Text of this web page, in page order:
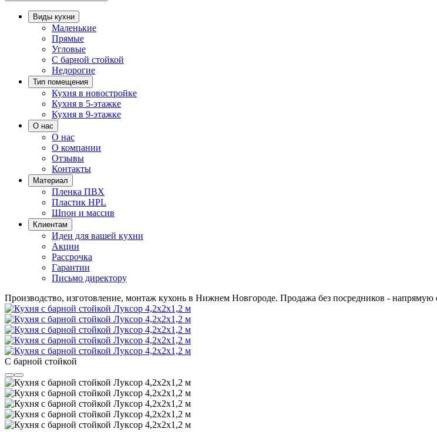
Виды кухни
Маленькие
Прямые
Угловые
С барной стойкой
Недорогие
Тип помещения
Кухня в новостройке
Кухня в 5-этажке
Кухня в 9-этажке
О нас
О нас
О компании
Отзывы
Контакты
Материал
Пленка ПВХ
Пластик HPL
Шпон и массив
Клиентам
Идеи для вашей кухни
Акции
Рассрочка
Гарантии
Письмо директору
Производство, изготовление, монтаж кухонь в Нижнем Новгороде. Продажа без посредников - напрямую
С барной стойкой